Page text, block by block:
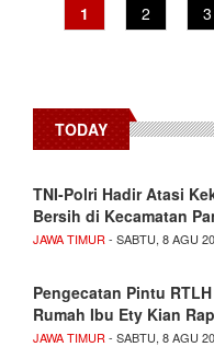
Pagination
Current
page
1 Page
2 3
TODAY
TNI-Polri Hadir Atasi
Bersih di Kecamatan
JAWA TIMUR - SABTU, 8 AGU
Pengecatan Pintu
Rumah Ibu Ety Kian
JAWA TIMUR - SABTU, 8 AGU